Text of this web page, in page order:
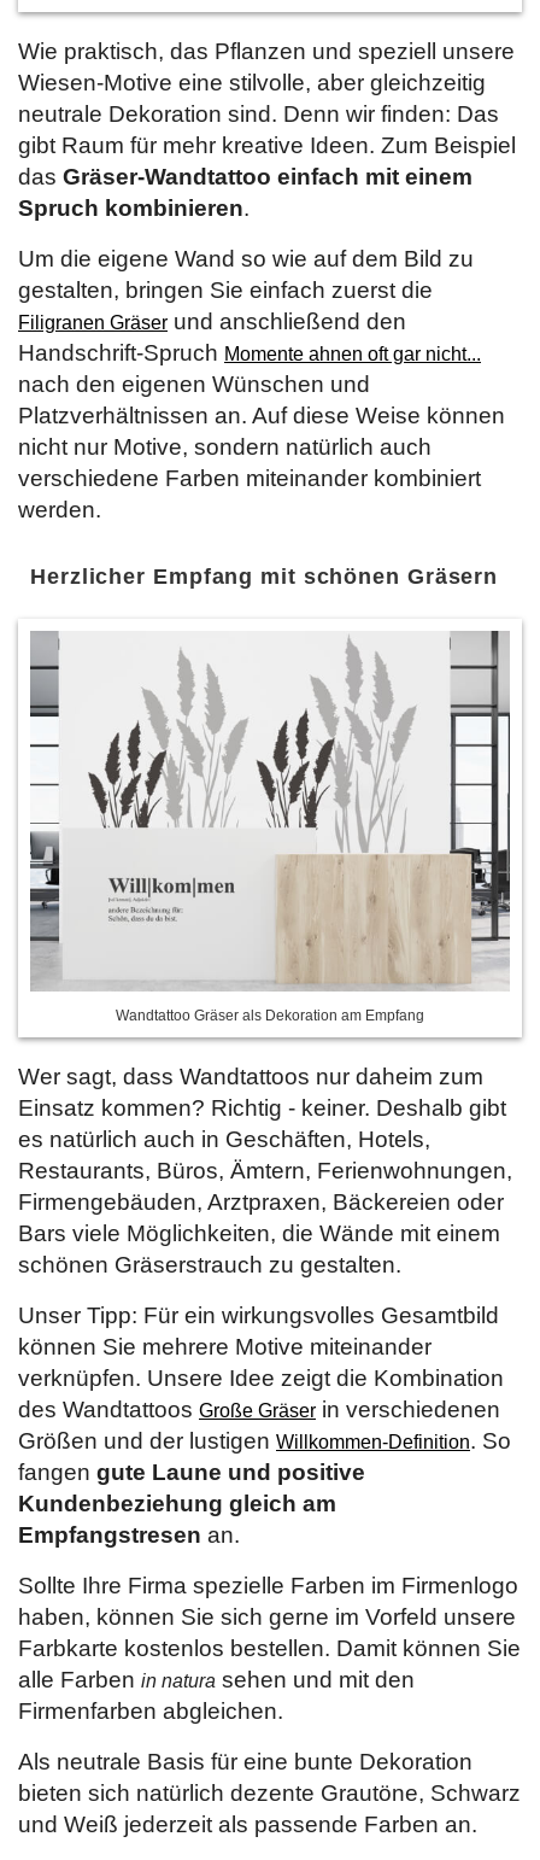
Wie praktisch, das Pflanzen und speziell unsere
Wiesen-Motive eine stilvolle, aber gleichzeitig
neutrale Dekoration sind. Denn wir finden: Das
gibt Raum für mehr kreative Ideen. Zum Beispiel
das Gräser-Wandtattoo einfach mit einem
Spruch kombinieren.
Um die eigene Wand so wie auf dem Bild zu
gestalten, bringen Sie einfach zuerst die
Filigranen Gräser und anschließend den
Handschrift-Spruch Momente ahnen oft gar nicht...
nach den eigenen Wünschen und
Platzverhältnissen an. Auf diese Weise können
nicht nur Motive, sondern natürlich auch
verschiedene Farben miteinander kombiniert
werden.
Herzlicher Empfang mit schönen Gräsern
Wandtattoo Gräser als Dekoration am Empfang
Wer sagt, dass Wandtattoos nur daheim zum
Einsatz kommen? Richtig - keiner. Deshalb gibt
es natürlich auch in Geschäften, Hotels,
Restaurants, Büros, Ämtern, Ferienwohnungen,
Firmengebäuden, Arztpraxen, Bäckereien oder
Bars viele Möglichkeiten, die Wände mit einem
schönen Gräserstrauch zu gestalten.
Unser Tipp: Für ein wirkungsvolles Gesamtbild
können Sie mehrere Motive miteinander
verknüpfen. Unsere Idee zeigt die Kombination
des Wandtattoos Große Gräser in verschiedenen
Größen und der lustigen Willkommen-Definition. So
fangen gute Laune und positive
Kundenbeziehung gleich am
Empfangstresen an.
Sollte Ihre Firma spezielle Farben im Firmenlogo
haben, können Sie sich gerne im Vorfeld unsere
Farbkarte kostenlos bestellen. Damit können Sie
alle Farben in natura sehen und mit den
Firmenfarben abgleichen.
Als neutrale Basis für eine bunte Dekoration
bieten sich natürlich dezente Grautöne, Schwarz
und Weiß jederzeit als passende Farben an.